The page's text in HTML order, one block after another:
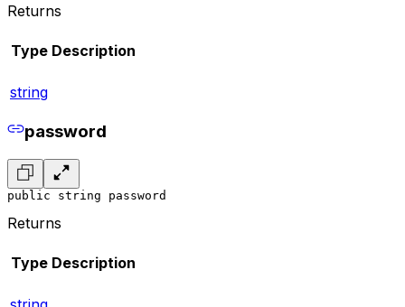
Returns
Type Description
string
password
public string password
Returns
Type Description